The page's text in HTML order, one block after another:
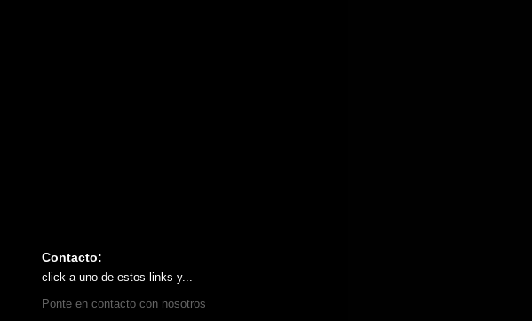
Contacto:
click a uno de estos links y...
Ponte en contacto con nosotros